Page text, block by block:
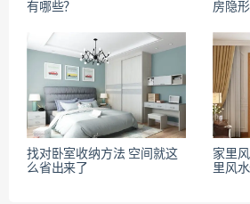
有哪些？
房隐
找对卧室收纳方法 空间就这
么省出来了
家里
里风